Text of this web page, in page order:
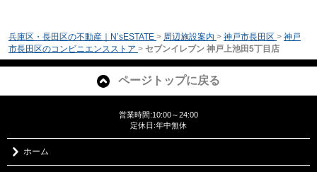
兵庫区・長田区の不動産｜N’sESTATE > 周辺施設案内 > 神戸市長田区 > 神戸
市長田区のコンビニエンスストア > セブンイレブン 神戸上池田5丁目店
ページトップに戻る
営業時間:10:00～24:00
定休日:年中無休
ホーム